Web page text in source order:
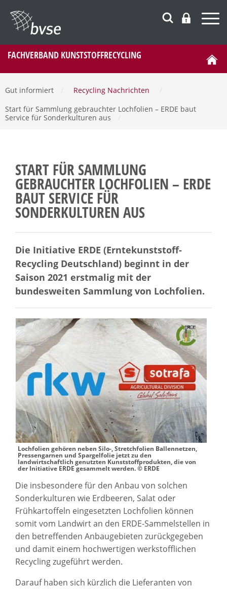
FACHVERBAND KUNSTSTOFFRECYCLING
Gut informiert Recycling Nachrichten
Start für Sammlung gebrauchter Lochfolien – ERDE baut
Service für Sonderkulturen aus
START FÜR SAMMLUNG
GEBRAUCHTER LOCHFOLIEN – ERDE
BAUT SERVICE FÜR
SONDERKULTUREN AUS
Die Initiative ERDE (Erntekunststoff-
Recycling Deutschland) beginnt in der
Saison 2021 erstmalig mit der
bundesweiten Sammlung von Lochfolien.
Lochfolien gehören neben Silo-, Stretchfolien Ballennetzen,
Pressengarnen und Spargelfolie jetzt zu den
landwirtschaftlich genutzten Kunststoffprodukten, die von
der Initiative ERDE gesammelt werden. © ERDE
Die insbesondere für den Anbau von solchen
Sonderkulturen wie Erdbeeren, Salat oder
Frühkartoffeln eingesetzten Lochfolien können
somit vom Landwirt an den ERDE-Sammelstellen in
den betreffenden Anbaugebieten zurückgegeben
und damit einem hochwertigen werkstofflichen
Recycling zugeführt werden.
Darauf haben sich kürzlich die Lieferanten von